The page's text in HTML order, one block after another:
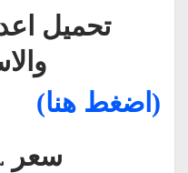
تحميل
(اضغط هنا)
سعر